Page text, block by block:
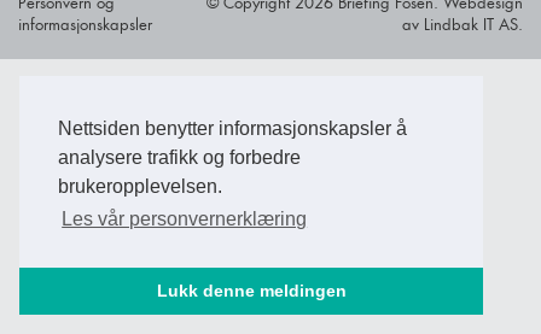
Nettsiden benytter informasjonskapsler å
analysere trafikk og forbedre
brukeropplevelsen.
Les vår personvernerklæring
Lukk denne meldingen
informasjonskapsler
av Lindbak IT AS.